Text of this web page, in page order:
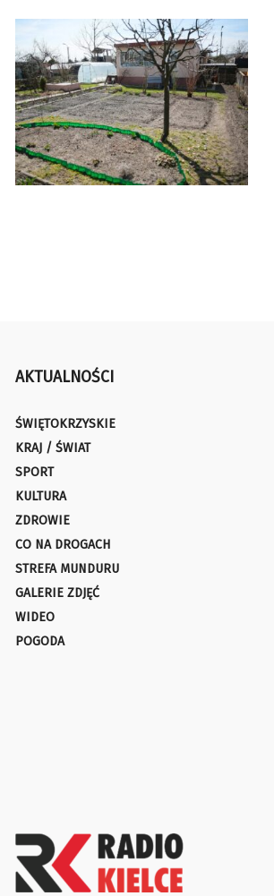
AKTUALNOŚCI
ŚWIĘTOKRZYSKIE
KRAJ / ŚWIAT
SPORT
KULTURA
ZDROWIE
CO NA DROGACH
STREFA MUNDURU
GALERIE ZDJĘĆ
WIDEO
POGODA